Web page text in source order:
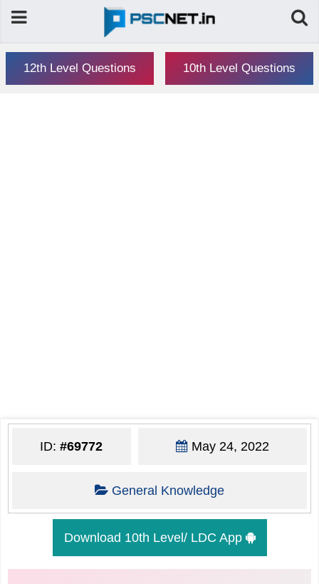
12th Level Questions 10th Level Questions
ID:#69772 May 24, 2022
General Knowledge
Download 10th Level/ LDC App